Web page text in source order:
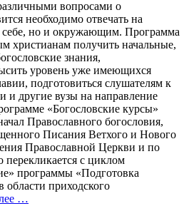
вопросами о
необходимо отвечать на
себе, но и окружающим. Программа
христианам получить начальные,
знания,
уровень уже имеющихся
подготовиться слушателям к
и другие вузы на направление
«Богословские курсы»
Православного богословия,
Писания Ветхого и Нового
Православной Церкви и по
с циклом
программы «Подготовка
области приходского
…